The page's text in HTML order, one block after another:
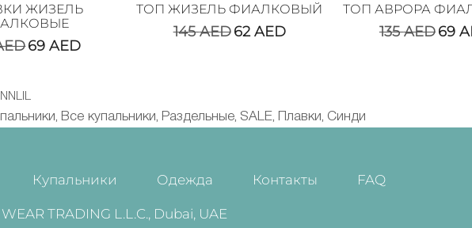
ЖИЗЕЛЬ
69AED
ТОП ЖИЗЕЛЬ ФИАЛКОВЫЙ
145AED62AED
ТОП АВРОРА
135AED69
Все купальники Раздельные SALE Плавки Синди
Купальники Одежда Контакты FAQ
TRADING L.L.C., Dubai, UAE